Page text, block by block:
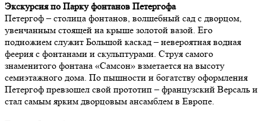
Экскурсия по Парку фонтанов Петергофа
Петергоф – столица фонтанов, волшебный сад с дворцом,
увенчанным стоящей на крыше золотой вазой. Его
подножием служит Большой каскад – невероятная водная
феерия с фонтанами и скульптурами. Струя самого
знаменитого фонтана «Самсон» взметается на высоту
семиэтажного дома. По пышности и богатству оформления
Петергоф превзошел свой прототип – французский Версаль и
стал самым ярким дворцовым ансамблем в Европе.